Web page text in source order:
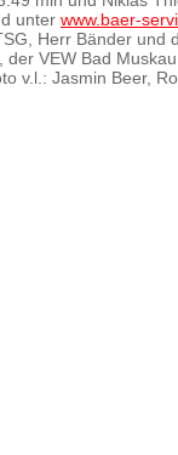
unter www.baer-
Herr Bänder und
der VEW Bad
v.l.: Jasmin Beer,